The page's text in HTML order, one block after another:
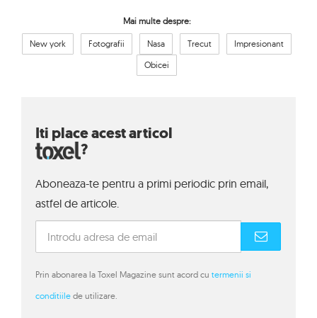
Mai multe despre:
New york Fotografii Nasa Trecut
Impresionant
Obicei
Iti place acest articol
?
Aboneaza-te pentru a primi periodic prin email,
astfel de articole.
Prin abonarea la Toxel Magazine sunt acord cu termenii si
conditiile de utilizare.